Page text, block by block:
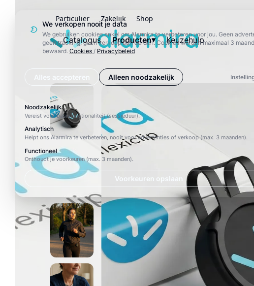
Particulier Zakelijk Shop
Alarmira
Catalogus Producten Keuzehulp
We verkopen nooit je data
We gebruiken cookies enkel om Alarmira te verbeteren voor jou. Geen
geen tracking, geen verkoop aan derden. Cookies worden maximaal 3
bewaard. Cookies / Privacybeleid
Alles accepteren Alleen noodzakelijk
Noodzakelijk
Vereist voor basisfunctionaliteit (sessieduur).
Analytisch
Helpt ons Alarmira te verbeteren, nooit voor advertenties of verkoop (max. 3 maanden).
Functioneel
Onthoudt je voorkeuren (max. 3 maanden).
Voorkeuren opslaan